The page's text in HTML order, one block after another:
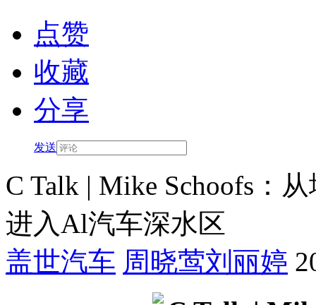
点赞
收藏
分享
发送
C Talk | Mike Schoofs：
进入Al汽车深水区
盖世汽车 周晓莺刘丽婷